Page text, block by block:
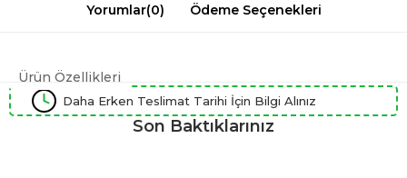
Yorumlar(0) Ödeme Seçenekleri
Ürün Özellikleri
Daha Erken Teslimat Tarihi İçin Bilgi Alınız
Son Baktıklarınız